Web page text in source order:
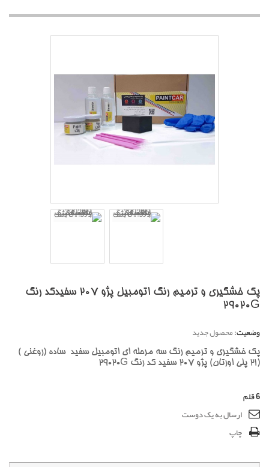
پک خشگیری و ترمیم رنگ اتومبیل پژو 207 سفیدکد رنگ
29020G
وضعیت:محصول جدید
پک خشگیری و ترمیم رنگ سه مرحله ای اتومبیل سفید ساده (روغنی )
(21 پلی اورتان) پژو 207 سفید کد رنگ 29020G
6قلم
ارسال به یک دوست
چاپ